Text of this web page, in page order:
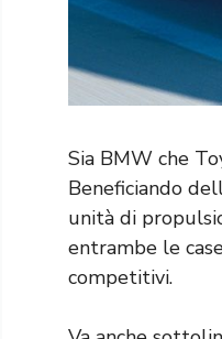
Sia BMW che
Beneficiando
unità di
entrambe le
competitivi.